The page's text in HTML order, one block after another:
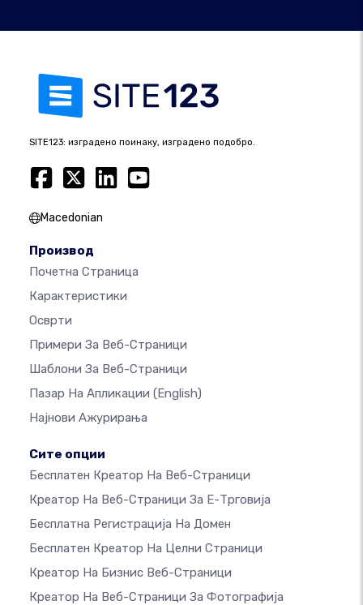
SITE123: изградено поинаку, изградено подобро.
Macedonian
Производ
Почетна Страница
Карактеристики
Осврти
Примери За Веб-Страници
Шаблони За Веб-Страници
Пазар На Апликации (English)
Најнови Ажурирања
Сите опции
Бесплатен Креатор На Веб-Страници
Креатор На Веб-Страници За Е-Трговија
Бесплатна Регистрација На Домен
Бесплатен Креатор На Целни Страници
Креатор На Бизнис Веб-Страници
Креатор На Веб-Страници За Фотографија